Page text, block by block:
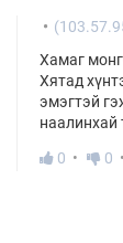
Хамаг
Хятад
эмэгтэй
наалинхай
0
0